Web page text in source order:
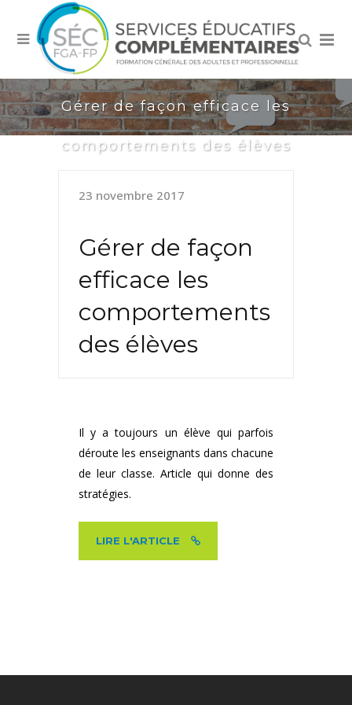
Gérer de façon efficace les
comportements des élèves
23 novembre 2017
Gérer de façon
efficace les
comportements
des élèves
Il y a toujours un élève qui parfois
déroute les enseignants dans chacune
de leur classe. Article qui donne des
stratégies.
LIRE L'ARTICLE